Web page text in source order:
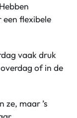
een flexibele
vaak druk
of in de
ze, maar ’s